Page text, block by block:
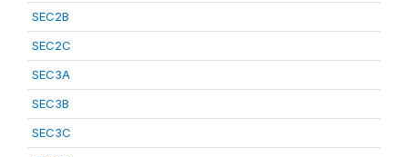
SEC2B
SEC2C
SEC3A
SEC3B
SEC3C